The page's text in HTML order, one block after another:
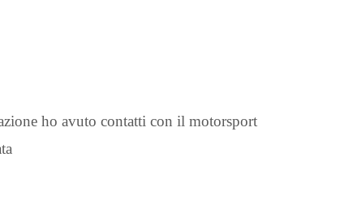
ho avuto contatti con il motorsport